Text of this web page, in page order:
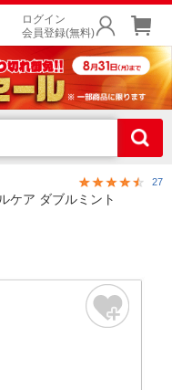
ログイン
会員登録(無料)
27
ケア ダブルミント